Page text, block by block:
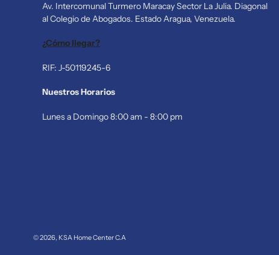
Av. Intercomunal Turmero Maracay Sector La Julia. Diagonal
al Colegio de Abogados. Estado Aragua, Venezuela.
¿Cómo llegar?
RIF: J-50119245-6
Nuestros Horarios
Lunes a Domingo 8:00 am - 8:00 pm
© 2026, KSA Home Center C.A